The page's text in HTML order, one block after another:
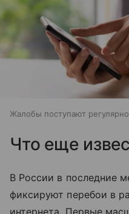
Жалобы поступают регулярно
Что еще
В России в последние
фиксируют перебои в